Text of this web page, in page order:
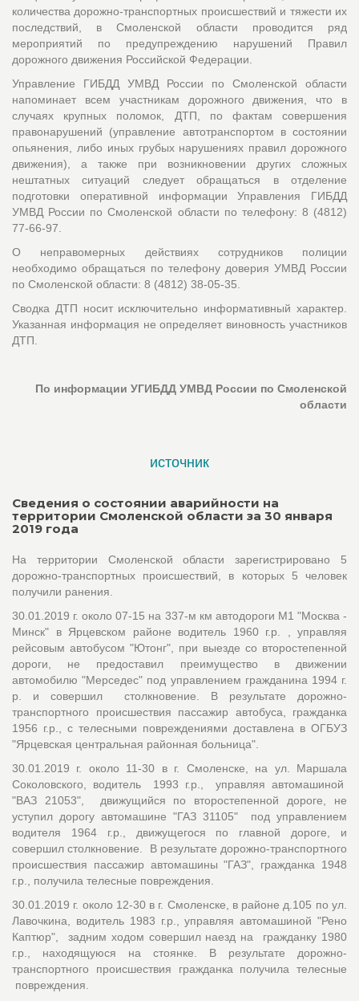
количества дорожно-транспортных происшествий и тяжести их
последствий, в Смоленской области проводится ряд
мероприятий по предупреждению нарушений Правил
дорожного движения Российской Федерации.
Управление ГИБДД УМВД России по Смоленской области
напоминает всем участникам дорожного движения, что в
случаях крупных поломок, ДТП, по фактам совершения
правонарушений (управление автотранспортом в состоянии
опьянения, либо иных грубых нарушениях правил дорожного
движения), а также при возникновении других сложных
нештатных ситуаций следует обращаться в отделение
подготовки оперативной информации Управления ГИБДД
УМВД России по Смоленской области по телефону: 8 (4812)
77-66-97.
О неправомерных действиях сотрудников полиции
необходимо обращаться по телефону доверия УМВД России
по Смоленской области: 8 (4812) 38-05-35.
Сводка ДТП носит исключительно информативный характер.
Указанная информация не определяет виновность участников
ДТП.
По информации УГИБДД УМВД России по Смоленской
области
источник
Сведения о состоянии аварийности на
территории Смоленской области за 30 января
2019 года
На территории Смоленской области зарегистрировано 5
дорожно-транспортных происшествий, в которых 5 человек
получили ранения.
30.01.2019 г. около 07-15 на 337-м км автодороги М1 "Москва -
Минск" в Ярцевском районе водитель 1960 г.р. , управляя
рейсовым автобусом "Ютонг", при выезде со второстепенной
дороги, не предоставил преимущество в движении
автомобилю "Мерседес" под управлением гражданина 1994 г.
р. и совершил столкновение. В результате дорожно-
транспортного происшествия пассажир автобуса, гражданка
1956 г.р., с телесными повреждениями доставлена в ОГБУЗ
"Ярцевская центральная районная больница".
30.01.2019 г. около 11-30 в г. Смоленске, на ул. Маршала
Соколовского, водитель 1993 г.р., управляя автомашиной
"ВАЗ 21053", движущийся по второстепенной дороге, не
уступил дорогу автомашине "ГАЗ 31105" под управлением
водителя 1964 г.р., движущегося по главной дороге, и
совершил столкновение. В результате дорожно-транспортного
происшествия пассажир автомашины "ГАЗ", гражданка 1948
г.р., получила телесные повреждения.
30.01.2019 г. около 12-30 в г. Смоленске, в районе д.105 по ул.
Лавочкина, водитель 1983 г.р., управляя автомашиной "Рено
Каптюр", задним ходом совершил наезд на гражданку 1980
г.р., находящуюся на стоянке. В результате дорожно-
транспортного происшествия гражданка получила телесные
повреждения.